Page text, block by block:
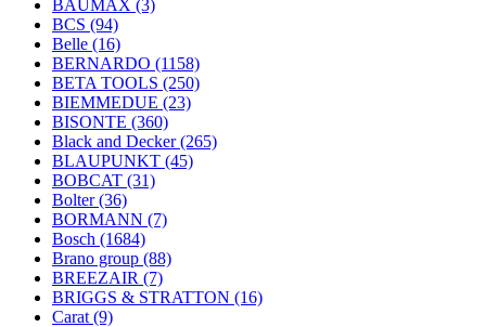
BAUMAX (3)
BCS (94)
Belle (16)
BERNARDO (1158)
BETA TOOLS (250)
BIEMMEDUE (23)
BISONTE (360)
Black and Decker(265)
BLAUPUNKT (45)
BOBCAT (31)
Bolter(36)
BORMANN (7)
Bosch (1684)
Brano group (88)
BREEZAIR (7)
BRIGGS & STRATTON (16)
Carat (9)